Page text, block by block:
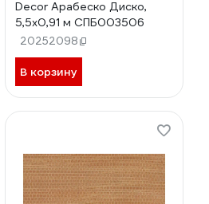
Decor Арабеско Диско,
5,5x0,91 м СПБ003506
20252098
В корзину